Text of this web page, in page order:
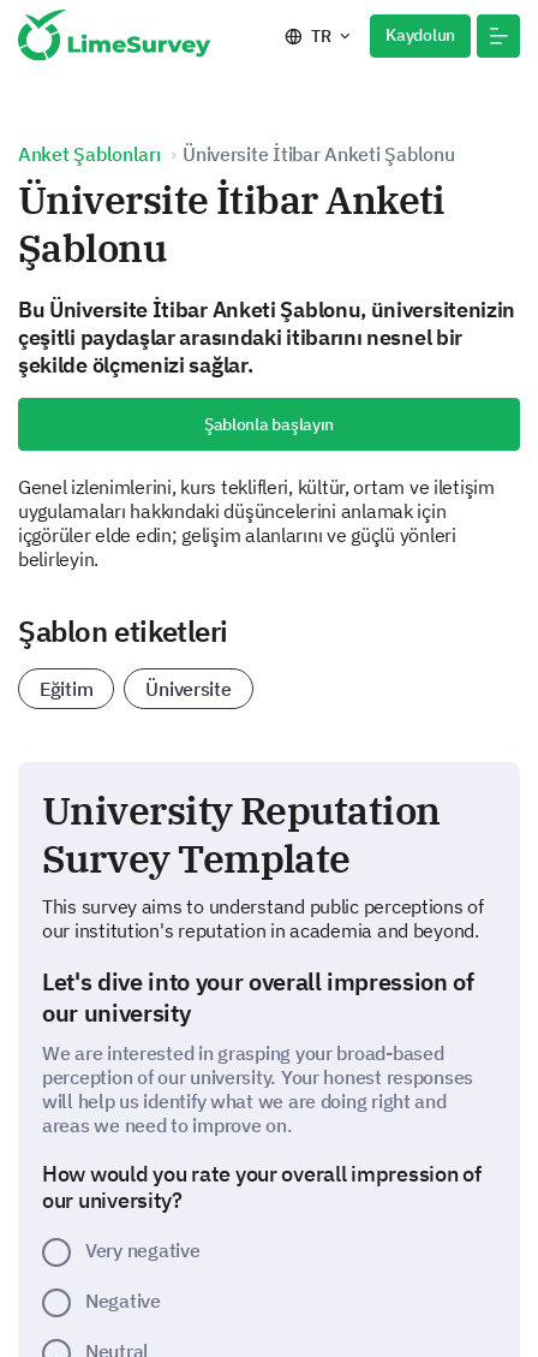
TR Kaydolun
Anket Şablonları Üniversite İtibar Anketi Şablonu
Üniversite İtibar Anketi
Şablonu
Bu Üniversite İtibar Anketi Şablonu, üniversitenizin
çeşitli paydaşlar arasındaki itibarını nesnel bir
şekilde ölçmenizi sağlar.
Şablonla başlayın
Genel izlenimlerini, kurs teklifleri, kültür, ortam ve iletişim
uygulamaları hakkındaki düşüncelerini anlamak için
içgörüler elde edin; gelişim alanlarını ve güçlü yönleri
belirleyin.
Şablon etiketleri
Eğitim Üniversite
University Reputation
Survey Template
This survey aims to understand public perceptions of
our institution's reputation in academia and beyond.
Let's dive into your overall impression of
our university
We are interested in grasping your broad-based
perception of our university. Your honest responses
will help us identify what we are doing right and
areas we need to improve on.
How would you rate your overall impression of
our university?
Very negative
Negative
Neutral